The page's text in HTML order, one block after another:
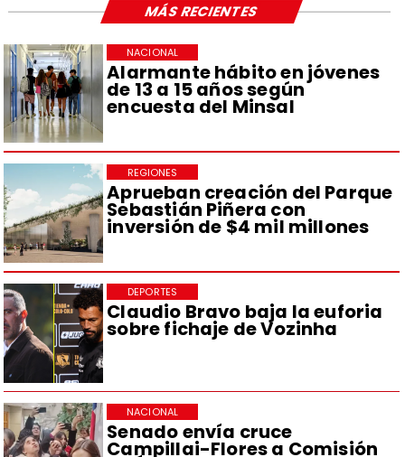
Alarmante hábito en jóvenes
de 13 a 15 años según
encuesta del Minsal
NACIONAL
Aprueban creación del Parque
Sebastián Piñera con
inversión de $4 mil millones
REGIONES
Claudio Bravo baja la euforia
sobre fichaje de Vozinha
DEPORTES
Senado envía cruce
Campillai-Flores a Comisión
NACIONAL
MÁS RECIENTES